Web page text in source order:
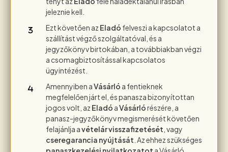
jeleznie kell.
Ezt követően az Eladó felveszi a kapcsolatot a
szállítást végző szolgáltatóval, és a
jegyzőkönyv birtokában, a továbbiakban végzi
a csomagbiztosítással kapcsolatos
ügyintézést.
Amennyiben aVásárló a fentieknek
megfelelően járt el, és panasza bizonyítottan
jogos volt, az Eladó aVásárlórészére, a
panasz-jegyzőkönyv megismerését követően
felajánlja avételár visszafizetését , vagy
cseregarancia nyújtását . Az ehhez szükséges